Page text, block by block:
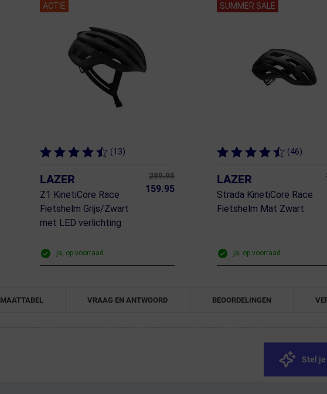
ACTIE
(13)
LAZER
Z1 KinetiCore Race
Fietshelm Grijs/Zwart
met LED verlichting
259.95
159.95
ja, op voorraad
SUMMER SALE
(46)
LAZER
Strada KinetiCore Race
Fietshelm Mat Zwart
ja, op voorraad
MAATTABEL VRAAG EN ANTWOORD BEOORDELINGEN
Stel